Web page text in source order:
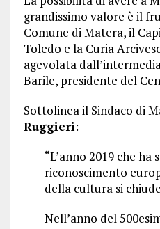
grandissimo valore è il
Comune di Matera, il
Toledo e la Curia
agevolata
Barile, presidente del
Sottolinea il Sindaco di
Ruggieri:
“L’anno 2019 che ha
riconoscimento
della cultura si
Nell’anno del